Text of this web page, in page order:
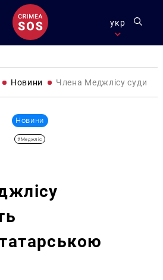
укр
Новини Члена Меджлісу
Новини
#Меджліс